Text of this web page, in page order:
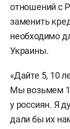
отношений с
заменить
необходимо
Украины.
«Дайте 5, 10
Мы возьмем
у россиян. Я
дали бы их